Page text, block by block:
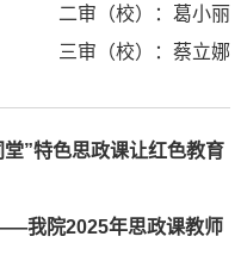
二审（校）：葛小丽
三审（校）：蔡立娜
”特色思政课让红色教育
我院2025年思政课教师